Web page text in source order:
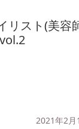
リスト(美容
2021年2月